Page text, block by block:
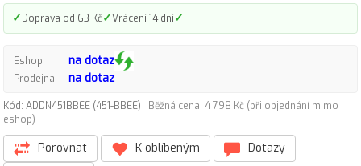
✓Doprava od 63 Kč✓Vrácení 14 dní✓
Eshop: na dotaz
Prodejna: na dotaz
Kód: ADDN451BBEE (451-BBEE)
Běžná cena: 4 798 Kč (při objednání mimo
eshop)
Porovnat K oblíbeným
Dotazy